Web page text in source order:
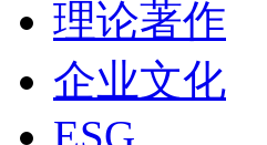
理论著作
企业文化